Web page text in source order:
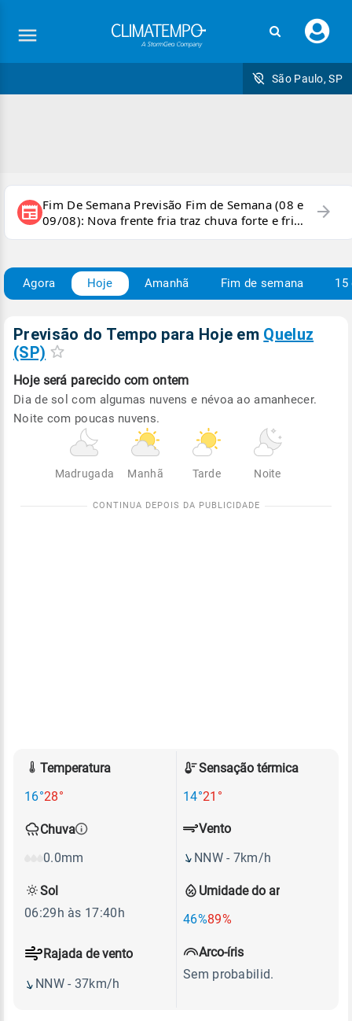
seu
São Paulo, SP
newspaper Fim De Semana Previsão Fim de Semana (08 e
09/08): Nova frente fria traz chuva forte e frio
para áreas do país
arrow_forward
Agora Hoje Amanhã Fim de semana 15
Previsão do Tempo para Hoje em Queluz
(SP)
Hoje será parecido com ontem
Dia de sol com algumas nuvens e névoa ao amanhecer.
Noite com poucas nuvens.
Madrugada Manhã Tarde Noite
Temperatura
16°28°
Sensação térmica
14°21°
Chuva
0.0mm
Umidade do ar
46%89%
Vento
NNW - 7km/h
Rajada de vento
NNW - 37km/h
Sol
06:29h às 17:40h
Arco-íris
Sem probabilid.